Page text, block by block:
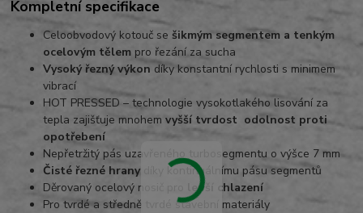
Kompletní specifikace
Celoobvodový kotouč se šikmým segmentem a tenkým
ocelovým tělem pro řezání za sucha
Vysoký řezný výkon díky konstantní rychlosti s minimem
vibrací
HOT PRESSED – technologie vysokotlakého lisování za
tepla zajišťuje mnohemvyšší tvrdost odolnost proti
opotřebení
Nepřetržitý pás uzavřeného turbosegmentu o výšce 7 mm
Čisté řezné hranydíky kontinuálnímu pásu segmentů
Děrovaný ocelový nosič pro
lepší chlazení
Pro tvrdé a středně tvrdé stavební materiály